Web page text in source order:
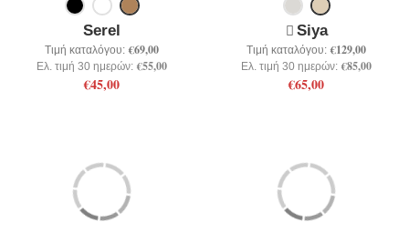
Serel
Τιμή καταλόγου: €69,00
Ελ. τιμή 30 ημερών: €55,00
€45,00
Siya
Τιμή καταλόγου: €129,00
Ελ. τιμή 30 ημερών: €85,00
€65,00